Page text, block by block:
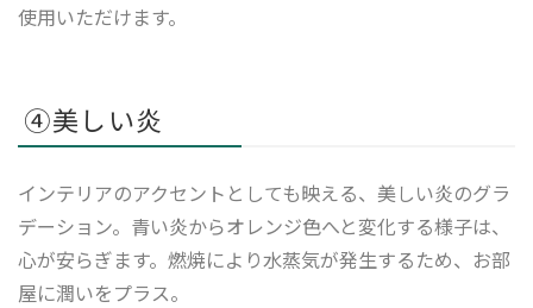
使用いただけます。
④美しい炎
インテリアのアクセントとしても映える、美しい炎のグラ
デーション。青い炎からオレンジ色へと変化する様子は、
心が安らぎます。燃焼により水蒸気が発生するため、お部
屋に潤いをプラス。